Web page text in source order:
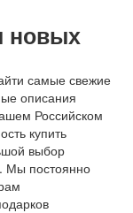
новых
самые свежие
описания
Российском
купить
выбор
Мы постоянно